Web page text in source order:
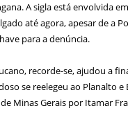
A sigla está envolvida
até agora, apesar de a
para a denúncia.
recorde-se, ajudou a
se reelegeu ao Planalto
Minas Gerais por Itamar